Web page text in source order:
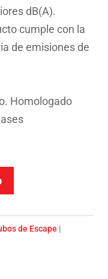
dB(A).
cumple con la
de emisiones de
Homologado
de Escape